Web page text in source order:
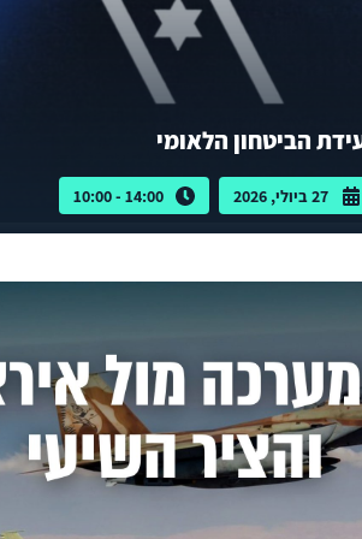
הביטחון הלאומי
27 ביולי, 2026 14:00 - 10:00